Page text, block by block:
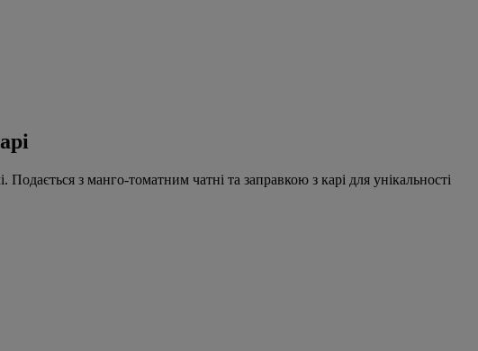
з манго-томатним чатні та заправкою з карі для унікальності